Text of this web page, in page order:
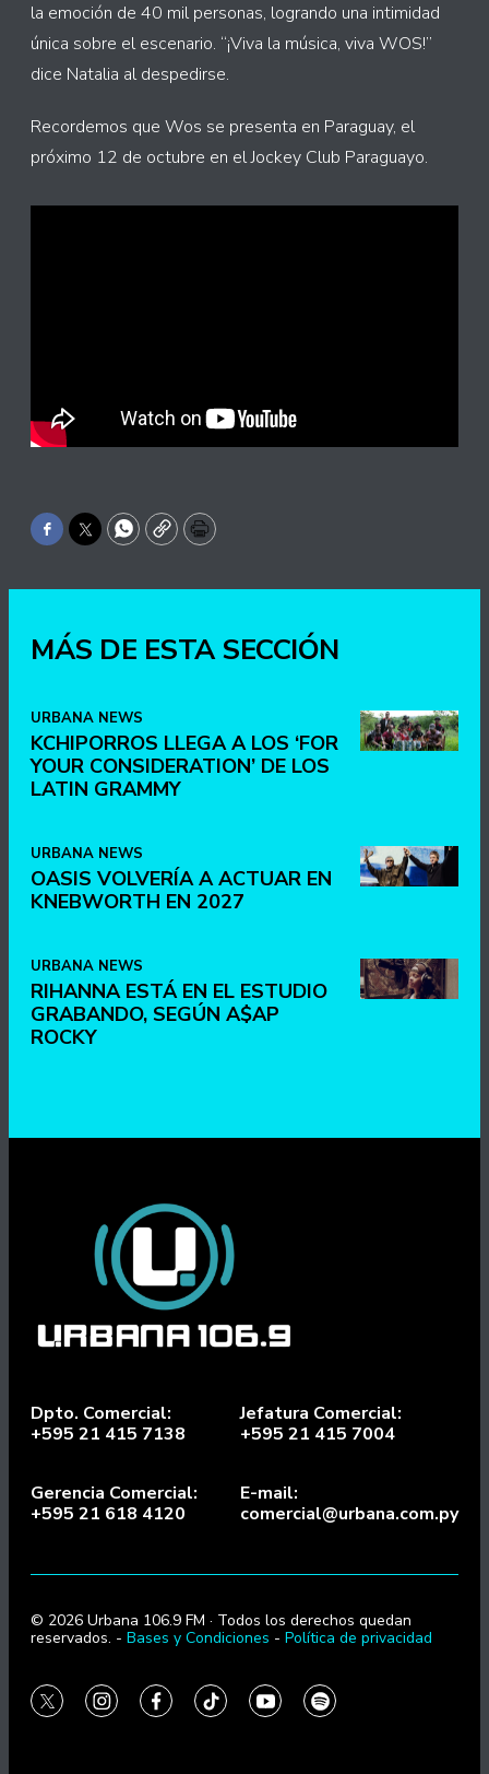
la emoción de 40 mil personas, logrando una intimidad
única sobre el escenario. “¡Viva la música, viva WOS!”
dice Natalia al despedirse.
Recordemos que Wos se presenta en Paraguay, el
próximo 12 de octubre en el Jockey Club Paraguayo.
Facebook
TwitterWhatsApp
CopyPrint
MÁS DE ESTA SECCIÓN
URBANA NEWS
KCHIPORROS LLEGA A LOS ‘FOR
YOUR CONSIDERATION’ DE LOS
LATIN GRAMMY
URBANA NEWS
OASIS VOLVERÍA A ACTUAR EN
KNEBWORTH EN 2027
URBANA NEWS
RIHANNA ESTÁ EN EL ESTUDIO
GRABANDO, SEGÚN A$AP
ROCKY
Dpto. Comercial:
+595 21 415 7138
Jefatura Comercial:
+595 21 415 7004
Gerencia Comercial:
+595 21 618 4120
E-mail:
comercial@urbana.com.py
© 2026 Urbana 106.9 FM · Todos los derechos quedan
reservados. - Bases y Condiciones - Política de privacidad
twitterinstagramfacebooktiktokyoutubespotify